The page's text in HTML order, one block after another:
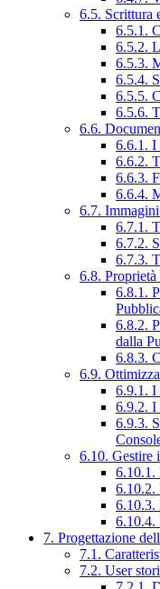
6.5. Scrittura
6.5.1.
6.5.2.
6.5.3.
6.5.4.
6.5.5.
6.5.6.
6.6.
6.6.1. I
6.6.2.
6.6.3.
6.6.4.
6.7.
6.7.1.
6.7.2.
6.7.3.
6.8.
6.8.1.
6.8.2.
dalla
6.8.3.
6.9.
6.9.1. I
6.9.2. I
6.9.3.
6.10. Gestire
6.10.1.
6.10.2.
6.10.3.
6.10.4.
7. Progettazione
7.1.
7.2. User